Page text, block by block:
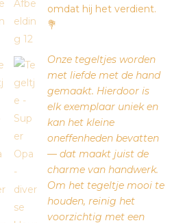
omdat hij het verdient.
💐
Onze tegeltjes worden
met liefde met de hand
gemaakt. Hierdoor is
elk exemplaar uniek en
kan het kleine
oneffenheden bevatten
— dat maakt juist de
charme van handwerk.
Om het tegeltje mooi te
houden, reinig het
voorzichtig met een